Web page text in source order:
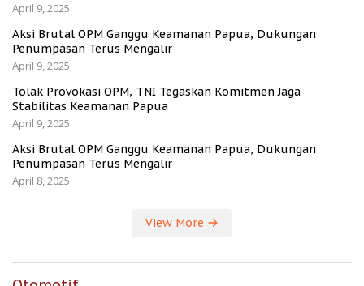
April 9, 2025
Aksi Brutal OPM Ganggu Keamanan Papua, Dukungan
Penumpasan Terus Mengalir
April 9, 2025
Tolak Provokasi OPM, TNI Tegaskan Komitmen Jaga
Stabilitas Keamanan Papua
April 9, 2025
Aksi Brutal OPM Ganggu Keamanan Papua, Dukungan
Penumpasan Terus Mengalir
April 8, 2025
View More